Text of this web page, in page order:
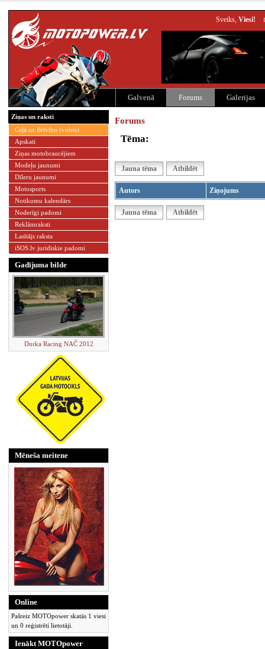
Sveiks, Viesi!
Galvenā Forums Galerijas
Ziņas un raksti
Ceļā uz Brīvību (video)
Apskati
Ziņas motobraucējiem
Modeļu jaunumi
Dīleru jaunumi
Motosports
Notikumu kalendārs
Noderīgi padomi
Reklāmraksti
Lasītājs raksta
iSOS.lv juridiskie padomi
Gadījuma bilde
Durka Racing NAČ 2012
Mēneša meitene
Online
Pašreiz MOTOpower skatās 1 viesi
un 0 reģistrēti lietotāji.
Ienākt MOTOpower
Forums
Tēma:
Jauna tēma Atbildēt
Autors Ziņojums
Jauna tēma Atbildēt